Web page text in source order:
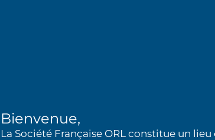
Bienvenue,
La Société Française ORL constitue un